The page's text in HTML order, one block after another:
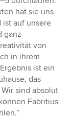
hat sie uns
auf unsere
ganz
von
in ihrem
ist ein
das
sind absolut
Fabritius